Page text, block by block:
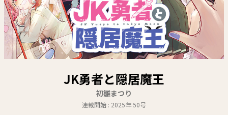
イチオシ情報
漫画賞
関連情報
関連リンクJK勇者と隠居魔王
初雛まつり
連載開始 : 2025年 50号